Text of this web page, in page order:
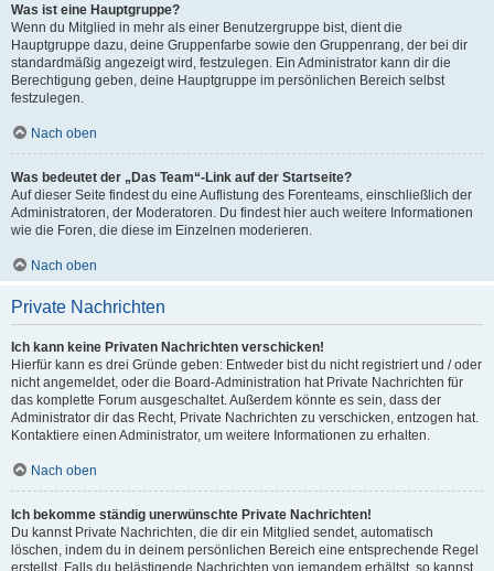
Was ist eine Hauptgruppe?
Wenn du Mitglied in mehr als einer Benutzergruppe bist, dient die
Hauptgruppe dazu, deine Gruppenfarbe sowie den Gruppenrang, der bei dir
standardmäßig angezeigt wird, festzulegen. Ein Administrator kann dir die
Berechtigung geben, deine Hauptgruppe im persönlichen Bereich selbst
festzulegen.
Nach oben
Was bedeutet der „Das Team“-Link auf der Startseite?
Auf dieser Seite findest du eine Auflistung des Forenteams, einschließlich der
Administratoren, der Moderatoren. Du findest hier auch weitere Informationen
wie die Foren, die diese im Einzelnen moderieren.
Nach oben
Private Nachrichten
Ich kann keine Privaten Nachrichten verschicken!
Hierfür kann es drei Gründe geben: Entweder bist du nicht registriert und / oder
nicht angemeldet, oder die Board-Administration hat Private Nachrichten für
das komplette Forum ausgeschaltet. Außerdem könnte es sein, dass der
Administrator dir das Recht, Private Nachrichten zu verschicken, entzogen hat.
Kontaktiere einen Administrator, um weitere Informationen zu erhalten.
Nach oben
Ich bekomme ständig unerwünschte Private Nachrichten!
Du kannst Private Nachrichten, die dir ein Mitglied sendet, automatisch
löschen, indem du in deinem persönlichen Bereich eine entsprechende Regel
erstellst. Falls du belästigende Nachrichten von jemandem erhältst, so kannst